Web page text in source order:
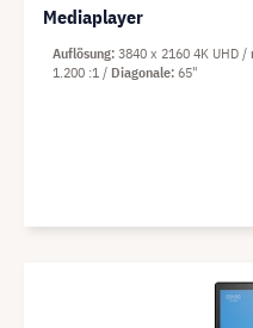
Mediaplayer
Auflösung 3840 x 2160 4K UHD
1.200 :1
Diagonale 65"